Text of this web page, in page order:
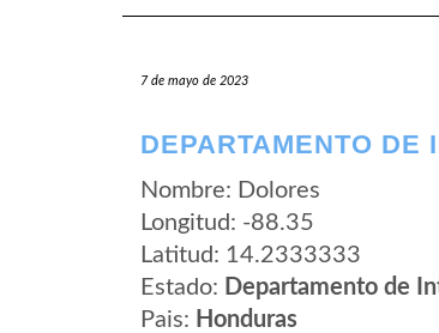
7 de mayo de 2023
DEPARTAMENTO DE
Nombre: Dolores
Longitud: -88.35
Latitud: 14.2333333
Estado: Departamento de
Pais: Honduras